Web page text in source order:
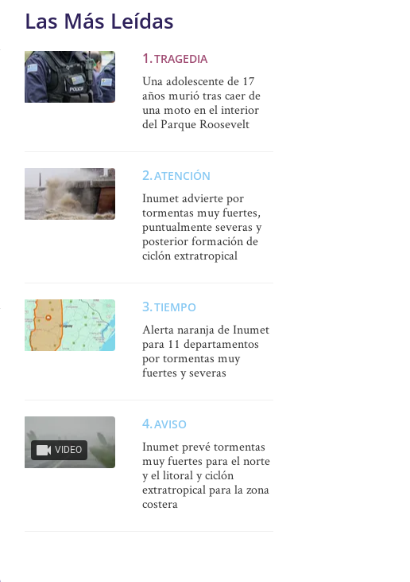
Las Más Leídas
TRAGEDIA
Una adolescente de 17
años murió tras caer de
una moto en el interior
del Parque Roosevelt
ATENCIÓN
Inumet advierte por
tormentas muy fuertes,
puntualmente severas y
posterior formación de
ciclón extratropical
TIEMPO
Alerta naranja de Inumet
para 11 departamentos
por tormentas muy
fuertes y severas
VIDEO
AVISO
Inumet prevé tormentas
muy fuertes para el norte
y el litoral y ciclón
extratropical para la zona
costera